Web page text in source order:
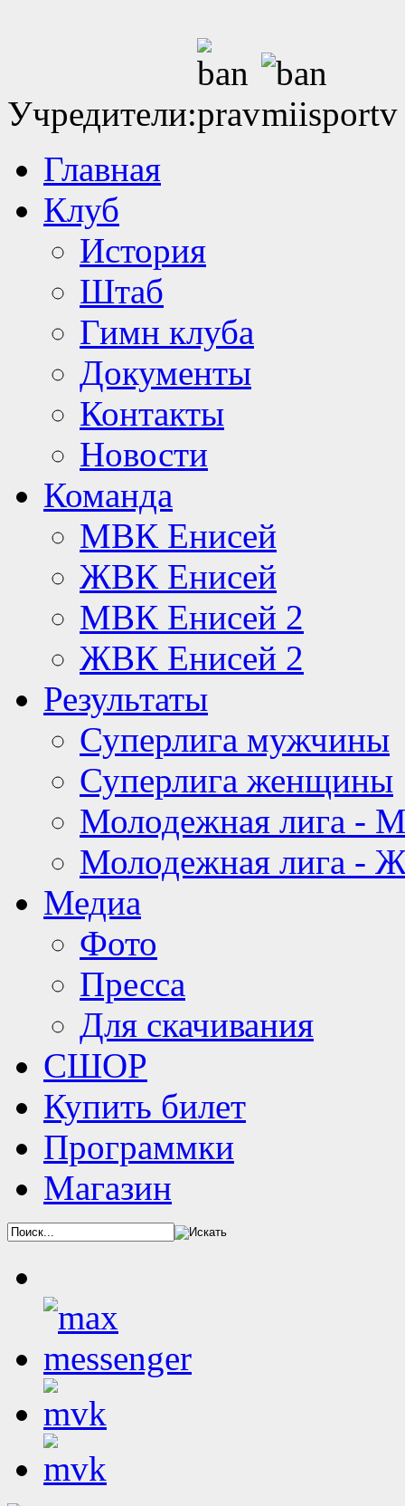
Учредители:
Главная
Клуб
История
Штаб
Гимн клуба
Документы
Контакты
Новости
Команда
МВК Енисей
ЖВК Енисей
МВК Енисей 2
ЖВК Енисей 2
Результаты
Суперлига мужчины
Суперлига женщины
Молодежная лига -
Молодежная лига -
Медиа
Фото
Пресса
Для скачивания
СШОР
Купить билет
Программки
Магазин